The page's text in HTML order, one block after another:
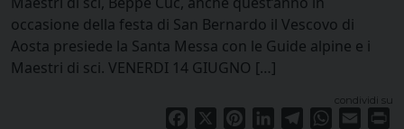
occasione della festa di San Bernardo il Vescovo di
Aosta presiede la Santa Messa con le Guide alpine e i
Maestri di sci. VENERDI 14 GIUGNO […]
condividi su
Facebook PinterestLinkedInTelegramWhatsApp
Email